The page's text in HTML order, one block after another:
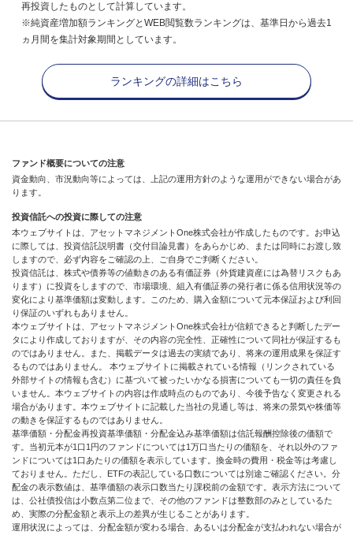
再投資したものとして計算しています。
※純資産増加額ランキングとWEB閲覧数ランキングは、基準日から過去1
ヵ月間を集計対象期間としています。
ランキングの詳細はこちら
ファンド概要についての注意
資金動向、市況動向等によっては、上記の運用方針のような運用ができない場合があ
ります。
投資信託への投資に際しての注意
本ウェブサイトは、アセットマネジメントOne株式会社が作成したものです。お申込
に際しては、投資信託説明書（交付目論見書）をあらかじめ、または同時にお渡し致
しますので、必ず内容をご確認の上、ご自身でご判断ください。
投資信託は、株式や債券等の値動きのある有価証券（外貨建資産には為替リスクもあ
ります）に投資をしますので、市場環境、組入有価証券の発行者に係る信用状況等の
変化により基準価額は変動します。このため、購入金額について元本保証および利回
り保証のいずれもありません。
本ウェブサイトは、アセットマネジメントOne株式会社が信頼できると判断したデー
タにより作成しておりますが、その内容の完全性、正確性について同社が保証するも
のではありません。また、掲載データは過去の実績であり、将来の運用成果を保証す
るものではありません。 本ウェブサイトに掲載されている情報（リンクされている
外部サイトの情報も含む）に基づいて被ったいかなる損害についても一切の責任を負
いません。本ウェブサイトの内容は作成時点のものであり、今後予告なく変更される
場合があります。本ウェブサイトに記載した当社の見通し等は、将来の景気や株価等
の動きを保証するものではありません。
基準価額・分配金再投資基準価額・分配金込み基準価額は信託報酬控除後の価額で
す。当初元本が1口1円のファンドについては1万口当たりの価額を、それ以外のファ
ンドについては1口あたりの価額を表示しています。換金時の費用・税金等は考慮し
ておりません。ただし、ETFの表記している口数については別途ご確認ください。分
配金の表示数値は、基準価額の表示口数当たり課税前の金額です。表示方法について
は、公社債投信は小数点第二位まで、その他のファンドは整数部のみとしているた
め、実際の分配金額と表示上の差異が生じることがあります。
運用状況によっては、分配金額が変わる場合、あるいは分配金が支払われない場合が